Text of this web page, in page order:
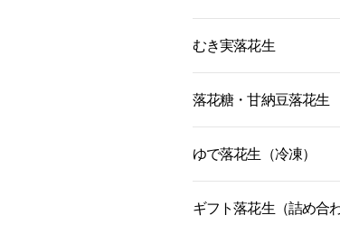
むき実落花生
落花糖・甘納豆落花生
ゆで落花生（冷凍）
ギフト落花生（詰め合